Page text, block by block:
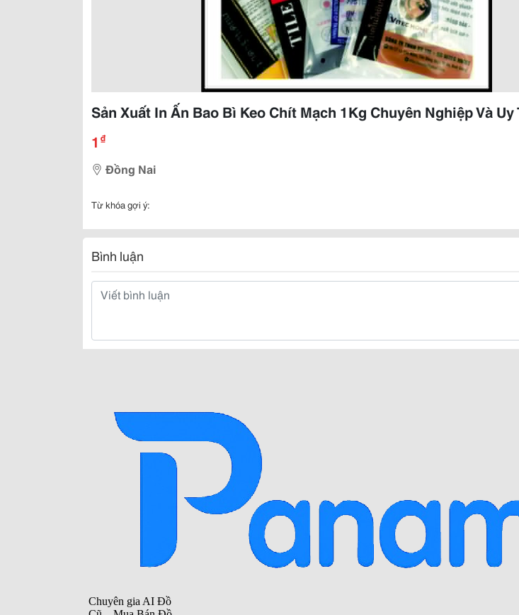
Sản Xuất In Ấn Bao Bì Keo Chít Mạch 1Kg Chuyên Nghiệp Và Uy
1 ₫
Đồng Nai
Từ khóa gợi ý:
Bình luận